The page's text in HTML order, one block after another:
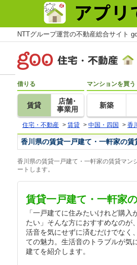
NTTグループ運営の不動産総合サイト
借りる
賃貸
店舗･
事業用
マンションを買う
新築
住宅・不動産 > 賃貸 > 中国・四国 > 香
香川県の賃貸一戸建て・一軒家の賃
香川県の賃貸一戸建て・一軒家の賃貸マン
ートします。
賃貸一戸建て・一軒家
「一戸建てに住みたいけれど購
たい」そんな方におすすめなのが
活音を気にせずに済むだけでなく
ての魅力。生活音のトラブルが気
建てを紹介します。